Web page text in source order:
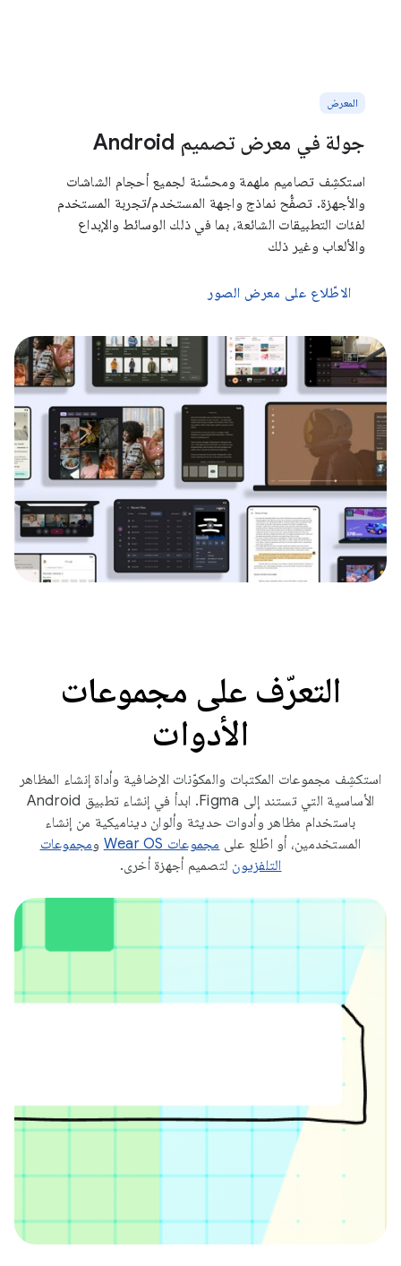
المعرض
جولة في معرض تصميم Android
استكشِف تصاميم ملهمة ومحسَّنة لجميع أحجام الشاشات
والأجهزة. تصفُّح نماذج واجهة المستخدم/تجربة المستخدم
لفئات التطبيقات الشائعة، بما في ذلك الوسائط والإبداع
والألعاب وغير ذلك
الاطّلاع على معرض الصور
التعرّف على مجموعات
الأدوات
استكشِف مجموعات المكتبات والمكوّنات الإضافية وأداة إنشاء المظاهر
الأساسية التي تستند إلى Figma. ابدأ في إنشاء تطبيق Android
باستخدام مظاهر وأدوات حديثة وألوان ديناميكية من إنشاء
المستخدمين، أو اطّلع على مجموعات Wear OS ومجموعات
التلفزيون لتصميم أجهزة أخرى.